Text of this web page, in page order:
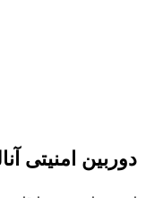
دوربین امنیتی